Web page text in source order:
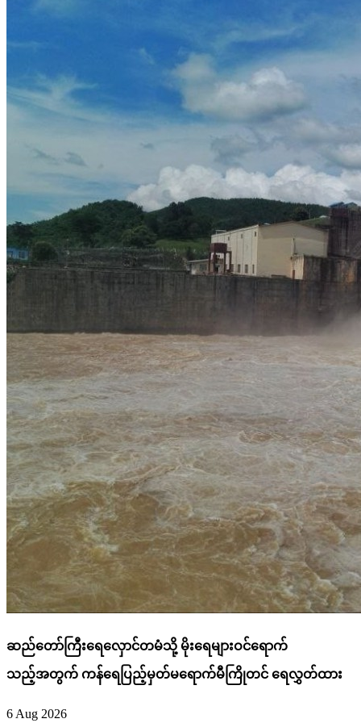
ဆည်တော်ကြီးရေလှောင်တမံသို့ မိုးရေများဝင်ရောက်
သည့်အတွက် ကန်ရေပြည့်မှတ်မရောက်မီကြိုတင် ရေလွှတ်ထား
6 Aug 2026